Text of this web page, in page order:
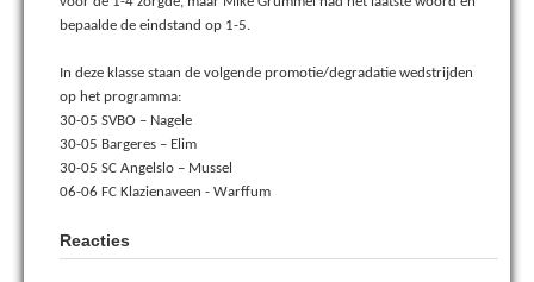
bepaalde de eindstand op 1-5.
In deze klasse staan de volgende promotie/degradatie wedstrijden
op het programma:
30-05 SVBO – Nagele
30-05 Bargeres – Elim
30-05 SC Angelslo – Mussel
06-06 FC Klazienaveen - Warffum
Reacties